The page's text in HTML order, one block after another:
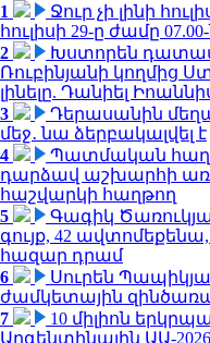
1
Ջուր չի լինի
հուլիսի 29-ը ժամը
2
Խստորեն
Ռուբինյանի կողմից
լինելը. Դանիել
3
Դերասանին
մեջ․ նա ձերբակալվել է
4
Պատմական
դարձավ աշխարհի
հաշվարկի հաղթող
5
Գագիկ
գույք, 42 ավտոմեքենա,
հազար դրամ
6
Սուրեն
ժամկետային
7
10 միլիոն
Արգենտինային ԱԱ-